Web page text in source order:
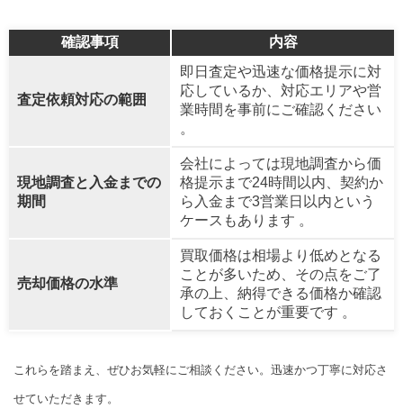
確認事項 内容
査定依頼対応の範囲
即日査定や迅速な価格提示に対
応しているか、対応エリアや営
業時間を事前にご確認ください
。
現地調査と入金までの
期間
会社によっては現地調査から価
格提示まで24時間以内、契約か
ら入金まで3営業日以内という
ケースもあります 。
売却価格の水準
買取価格は相場より低めとなる
ことが多いため、その点をご了
承の上、納得できる価格か確認
しておくことが重要です 。
これらを踏まえ、ぜひお気軽にご相談ください。迅速かつ丁寧に対応さ
せていただきます。